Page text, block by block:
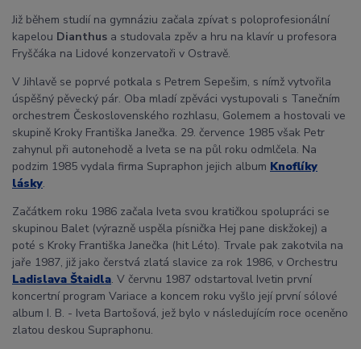
Již během studií na gymnáziu začala zpívat s poloprofesionální
kapelou Dianthus a studovala zpěv a hru na klavír u profesora
Fryščáka na Lidové konzervatoři v Ostravě.
V Jihlavě se poprvé potkala s Petrem Sepešim, s nímž vytvořila
úspěšný pěvecký pár. Oba mladí zpěváci vystupovali s Tanečním
orchestrem Československého rozhlasu, Golemem a hostovali ve
skupině Kroky Františka Janečka. 29. července 1985 však Petr
zahynul při autonehodě a Iveta se na půl roku odmlčela. Na
podzim 1985 vydala firma Supraphon jejich album Knoflíky
lásky.
Začátkem roku 1986 začala Iveta svou kratičkou spolupráci se
skupinou Balet (výrazně uspěla písnička Hej pane diskžokej) a
poté s Kroky Františka Janečka (hit Léto). Trvale pak zakotvila na
jaře 1987, již jako čerstvá zlatá slavice za rok 1986, v Orchestru
Ladislava Štaidla. V červnu 1987 odstartoval Ivetin první
koncertní program Variace a koncem roku vyšlo její první sólové
album I. B. - Iveta Bartošová, jež bylo v následujícím roce oceněno
zlatou deskou Supraphonu.